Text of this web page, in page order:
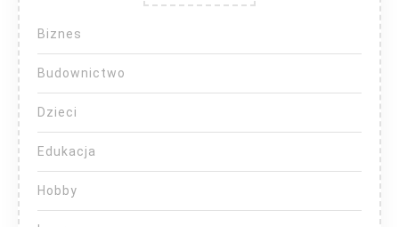
Biznes
Budownictwo
Dzieci
Edukacja
Hobby